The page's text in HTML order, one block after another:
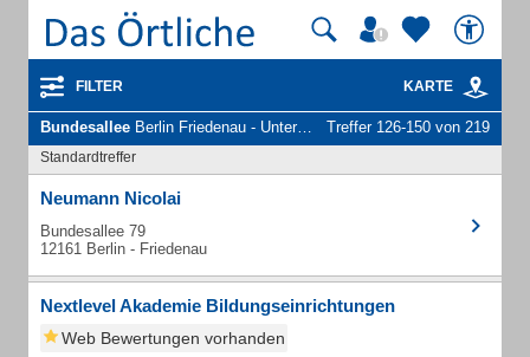
FILTER KARTE
Bundesallee Berlin Friedenau - Unternehmen und Personen Treffer 126-150 von 219
Standardtreffer
Neumann Nicolai
Bundesallee 79
12161 Berlin - Friedenau
Nextlevel Akademie Bildungseinrichtungen
Web Bewertungen vorhanden